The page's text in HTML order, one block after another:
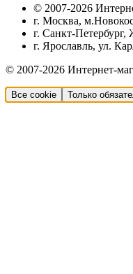
© 2007-2026
г. Москва,
г. Санкт-
г. Ярославль, ул.
© 2007-2026 Интернет-
Все cookie Только